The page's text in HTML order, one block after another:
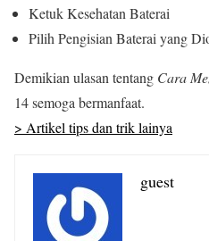
Ketuk Kesehatan Baterai
Pilih Pengisian Baterai yang
Demikian ulasan tentang Cara
14 semoga bermanfaat.
> Artikel tips dan trik lainya
guest